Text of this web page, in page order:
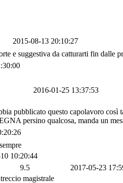
2015-08-13 20:10:27
e suggestiva da catturarti fin dalle
2016-01-25 13:37:53
pubblicato questo capolavoro
persino qualcosa, manda un
10:20:44
9.5
2017-05-23
magistrale